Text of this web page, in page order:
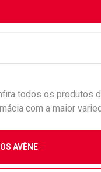
todos os produtos
com a maior
AVÈNE